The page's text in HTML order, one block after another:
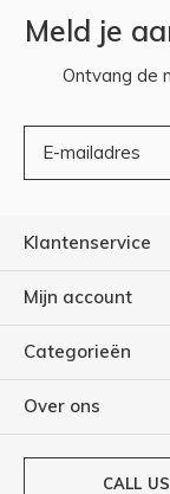
Meld je
Ontvang de
Klantenservice
Mijn account
Categorieën
Over ons
CALL US